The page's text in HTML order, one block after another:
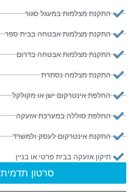
התקנת מצלמות במעגל סגור
התקנת מצלמות אבטחה בבית ספר
התקנת מצלמות אבטחה בדרום
התקנת מצלמה נסתרת
החלפת אינטרקום ישן או מקולקל
החלפת סוללה במערכת אזעקה
התקנת אינטרקום לעסק ולמשרד
תיקון אזעקה בבית פרטי או בניין
סרטון תדמית